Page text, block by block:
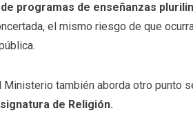
programas de enseñanzas
el mismo riesgo de que
Ministerio también aborda otro punto
de Religión.